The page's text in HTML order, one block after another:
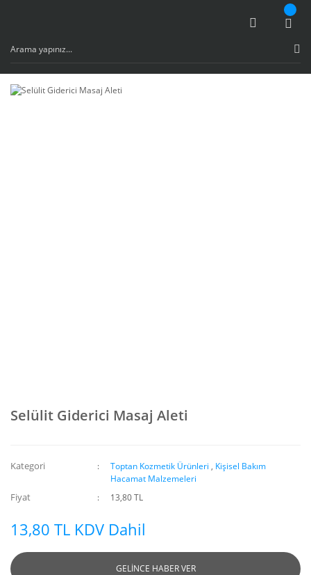
Selülit Giderici Masaj Aleti
Kategori Toptan Kozmetik Ürünleri , Kişisel Bakım
Hacamat Malzemeleri
Fiyat 13,80 TL
13,80 TL KDV Dahil
GELİNCE HABER VER